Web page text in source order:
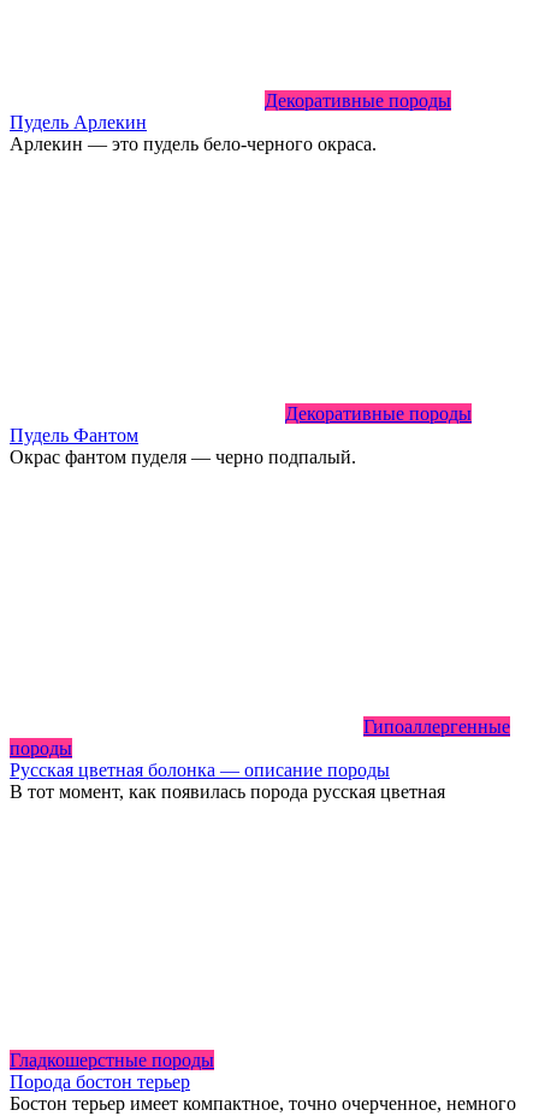
Декоративные породы
Пудель Арлекин
Арлекин — это пудель бело-черного окраса.
Декоративные породы
Пудель Фантом
Окрас фантом пуделя — черно подпалый.
Гипоаллергенные
породы
Русская цветная болонка — описание породы
В тот момент, как появилась порода русская цветная
Гладкошерстные породы
Порода бостон терьер
Бостон терьер имеет компактное, точно очерченное, немного